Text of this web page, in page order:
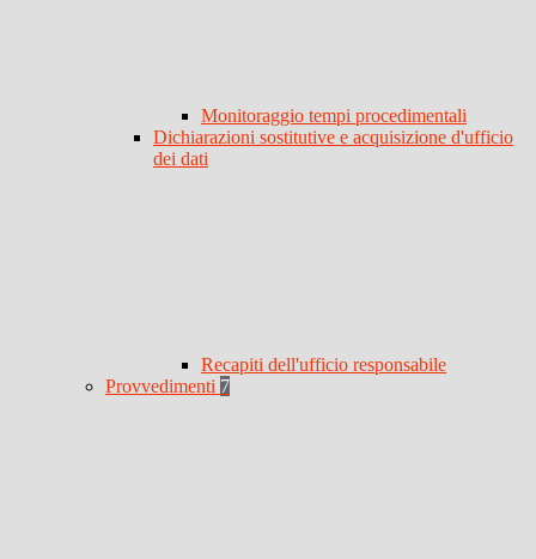
Monitoraggio tempi procedimentali
Dichiarazioni sostitutive e acquisizione d'ufficio
dei dati
Recapiti dell'ufficio responsabile
Provvedimenti 7